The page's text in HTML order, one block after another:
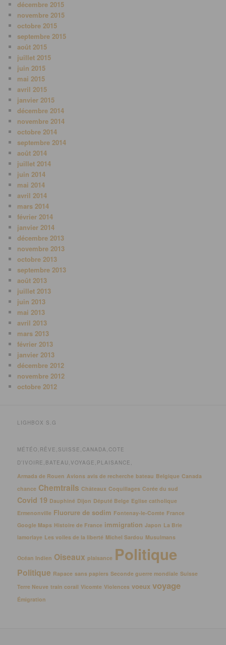
décembre 2015
novembre 2015
octobre 2015
septembre 2015
août 2015
juillet 2015
juin 2015
mai 2015
avril 2015
janvier 2015
décembre 2014
novembre 2014
octobre 2014
septembre 2014
août 2014
juillet 2014
juin 2014
mai 2014
avril 2014
mars 2014
février 2014
janvier 2014
décembre 2013
novembre 2013
octobre 2013
septembre 2013
août 2013
juillet 2013
juin 2013
mai 2013
avril 2013
mars 2013
février 2013
janvier 2013
décembre 2012
novembre 2012
octobre 2012
LIGHBOX S.G
MÉTÉO,RÊVE,SUISSE,CANADA,COTE
D’IVOIRE,BATEAU,VOYAGE,PLAISANCE,
Armada de Rouen Avions avis de recherche bateau Belgique Canada
chance Chemtrails Châteaux Coquillages Corée du sud
Covid 19 Dauphiné Dijon Député Belge Eglise catholique
Ermenonville Fluorure de sodim Fontenay-le-Comte France
Google Maps Histoire de France immigration Japon La Brie
lamorlaye Les voiles de la liberté Michel Sardou Musulmans
Océan Indien Oiseaux plaisance Politique
Politique Rapace sans papiers Seconde guerre mondiale Suisse
Terre Neuve train corail Vicomte Violences voeux voyage
Émigration